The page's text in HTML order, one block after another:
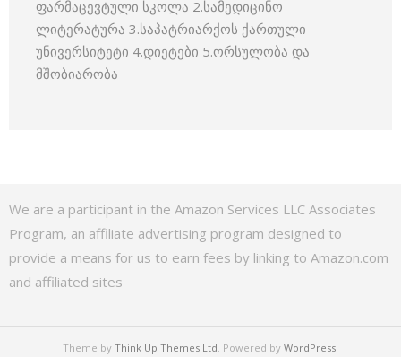
ფარმაცევტული სკოლა 2.სამედიცინო
ლიტერატურა 3.საპატრიარქოს ქართული
უნივერსიტეტი 4.დიეტები 5.ორსულობა და
მშობიარობა
We are a participant in the Amazon Services LLC Associates
Program, an affiliate advertising program designed to
provide a means for us to earn fees by linking to Amazon.com
and affiliated sites
Theme by Think Up Themes Ltd. Powered by WordPress.